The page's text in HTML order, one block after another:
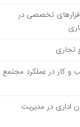
تخصصی در
تجاری
کار در عملکرد مجتمع
اداری در مدیریت